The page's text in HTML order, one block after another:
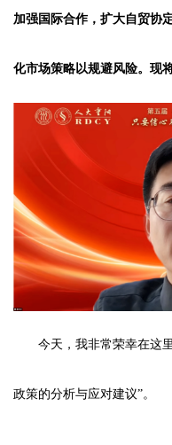
加强国际合作，扩大自贸协
化市场策略以规避风险。现
今天，我非常荣幸在这
政策的分析与应对建议”。